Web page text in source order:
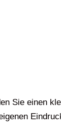
Sie einen